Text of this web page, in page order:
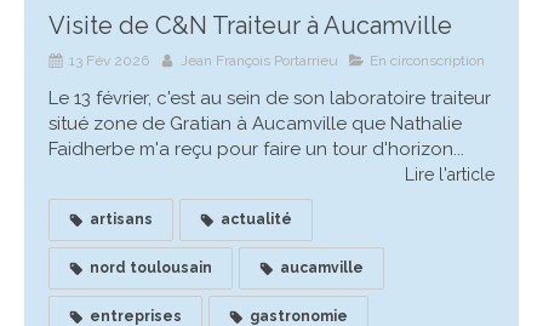
Visite de C&N Traiteur à Aucamville
13 Fév 2026 Jean François Portarrieu En circonscription
Le 13 février, c'est au sein de son laboratoire traiteur
situé zone de Gratian à Aucamville que Nathalie
Faidherbe m'a reçu pour faire un tour d'horizon...
Lire l'article
artisans actualité
nord toulousain aucamville
entreprises gastronomie